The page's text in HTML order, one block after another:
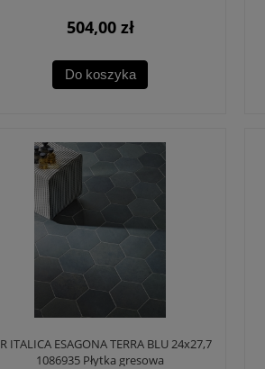
504,00 zł
Do koszyka
ITALICA ESAGONA TERRA BLU 24x27,7
1086935 Płytka gresowa